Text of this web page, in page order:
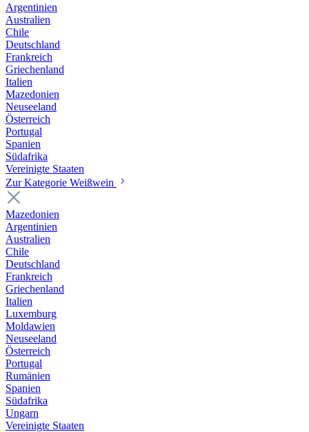
Argentinien
Australien
Chile
Deutschland
Frankreich
Griechenland
Italien
Mazedonien
Neuseeland
Österreich
Portugal
Spanien
Südafrika
Vereinigte Staaten
Zur Kategorie Weißwein
Mazedonien
Argentinien
Australien
Chile
Deutschland
Frankreich
Griechenland
Italien
Luxemburg
Moldawien
Neuseeland
Österreich
Portugal
Rumänien
Spanien
Südafrika
Ungarn
Vereinigte Staaten